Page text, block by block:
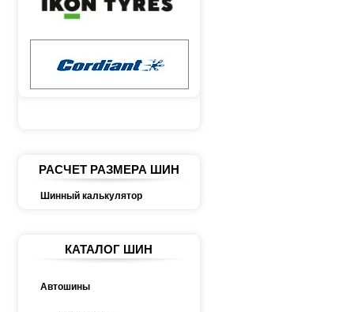
РАСЧЕТ РАЗМЕРА ШИН
Шинный калькулятор
КАТАЛОГ ШИН
Автошины